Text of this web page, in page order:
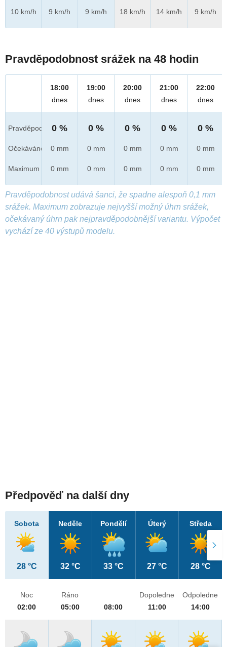
10 km/h
9 km/h
9 km/h
18 km/h
14 km/h
9 km/h
Pravděpodobnost srážek na 48 hodin
Pravděpod.
Očekáváno
Maximum
18:00
dnes
0 %
0 mm
0 mm
19:00
dnes
0 %
0 mm
0 mm
20:00
dnes
0 %
0 mm
0 mm
21:00
dnes
0 %
0 mm
0 mm
22:00
dnes
0 %
0 mm
0 mm
Pravděpodobnost udává šanci, že spadne alespoň 0,1 mm
srážek. Maximum zobrazuje nejvyšší možný úhrn srážek,
očekávaný úhrn pak nejpravděpodobnější variantu. Výpočet
vychází ze 40 výstupů modelu.
Předpověď na další dny
Sobota
28 °C
Neděle
32 °C
Pondělí
33 °C
Úterý
27 °C
Středa
28 °C
Noc
02:00
Ráno
05:00
08:00
Dopoledne
11:00
Odpoledne
14:00